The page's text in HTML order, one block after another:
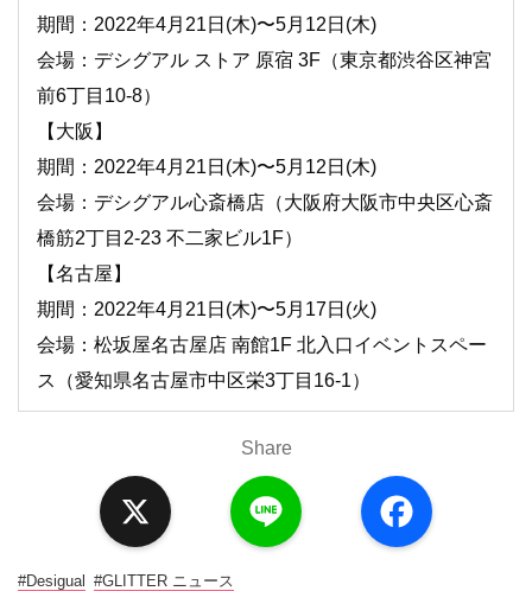
期間：2022年4月21日(木)〜5月12日(木)
会場：デシグアル ストア 原宿 3F（東京都渋谷区神宮
前6丁目10-8）
【大阪】
期間：2022年4月21日(木)〜5月12日(木)
会場：デシグアル心斎橋店（大阪府大阪市中央区心斎
橋筋2丁目2-23 不二家ビル1F）
【名古屋】
期間：2022年4月21日(木)〜5月17日(火)
会場：松坂屋名古屋店 南館1F 北入口イベントスペー
ス（愛知県名古屋市中区栄3丁目16-1）
Share
a
c
#Desigual #GLITTER ニュース